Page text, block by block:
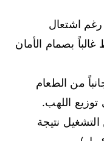
رغم اشتعال
بصمام الأمان
من الطعام
اللهب.
نتيجة